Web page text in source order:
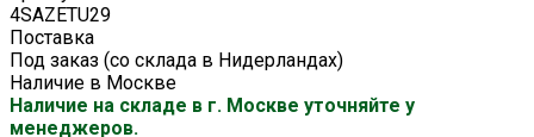
4SAZETU29
Поставка
Под заказ (со склада в Нидерландах)
Наличие в Москве
Наличие на складе в г. Москве уточняйте у
менеджеров.